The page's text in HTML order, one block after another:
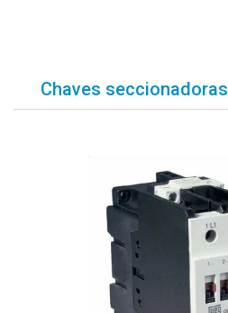
Chaves seccionadoras